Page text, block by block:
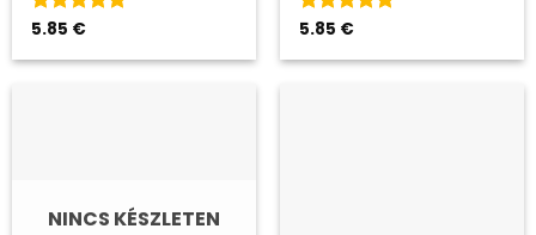
Kategória
5.85 €
Kategória
ből
5.85 €
NINCS KÉSZLETEN